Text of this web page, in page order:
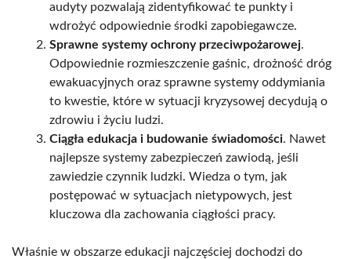
audyty pozwalają zidentyfikować te punkty i
wdrożyć odpowiednie środki zapobiegawcze.
Sprawne systemy ochrony przeciwpożarowej.
Odpowiednie rozmieszczenie gaśnic, drożność dróg
ewakuacyjnych oraz sprawne systemy oddymiania
to kwestie, które w sytuacji kryzysowej decydują o
zdrowiu i życiu ludzi.
Ciągła edukacja i budowanie świadomości. Nawet
najlepsze systemy zabezpieczeń zawiodą, jeśli
zawiedzie czynnik ludzki. Wiedza o tym, jak
postępować w sytuacjach nietypowych, jest
kluczowa dla zachowania ciągłości pracy.
Właśnie w obszarze edukacji najczęściej dochodzi do